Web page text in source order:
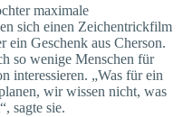
maximale
sich einen Zeichentrickfilm
ein Geschenk aus Cherson.
so wenige Menschen für
interessieren. „Was für ein
wir wissen nicht, was
sagte sie.